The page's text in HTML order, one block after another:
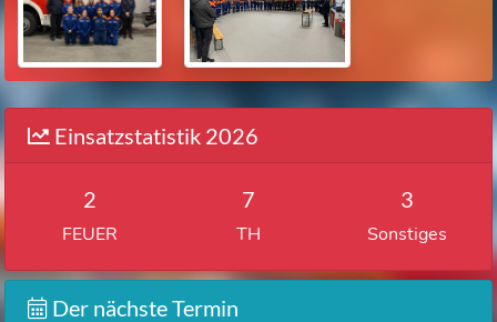
Einsatzstatistik 2026
2
FEUER
7
TH
3
Sonstiges
Der nächste Termin